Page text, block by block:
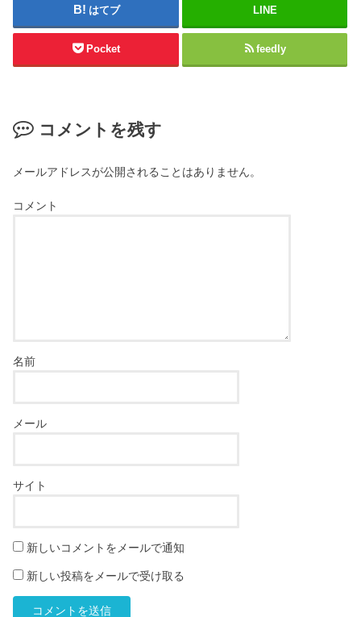
はてブ LINE
Pocket feedly
コメントを残す
メールアドレスが公開されることはありません。
コメント
名前
メール
サイト
新しいコメントをメールで通知
新しい投稿をメールで受け取る